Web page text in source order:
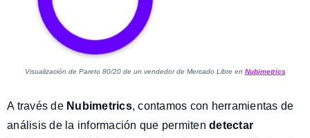
Visualización de Pareto 80/20 de un vendedor de Mercado Libre en Nubimetrics
A través de Nubimetrics, contamos con herramientas de
análisis de la información que permiten detectar